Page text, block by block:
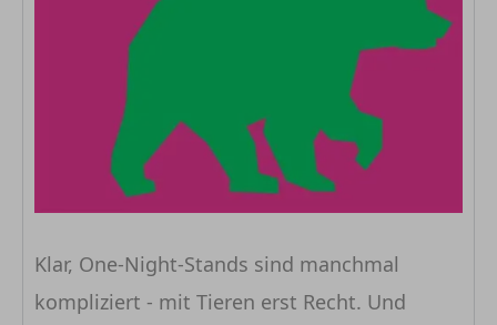
Klar, One-Night-Stands sind manchmal
kompliziert - mit Tieren erst Recht. Und